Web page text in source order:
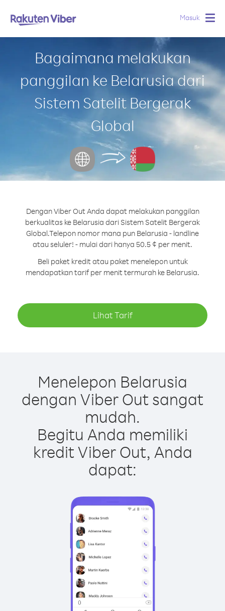
Masuk
Bagaimana melakukan
panggilan ke Belarusia dari
Sistem Satelit Bergerak
Global
Dengan Viber Out Anda dapat melakukan panggilan
berkualitas ke Belarusia dari Sistem Satelit Bergerak
Global.Telepon nomor mana pun Belarusia - landline
atau seluler! - mulai dari hanya 50.5 ¢ per menit.
Beli paket kredit atau paket menelepon untuk
mendapatkan tarif per menit termurah ke Belarusia.
Lihat Tarif
Menelepon Belarusia
dengan Viber Out sangat
mudah.
Begitu Anda memiliki
kredit Viber Out, Anda
dapat: